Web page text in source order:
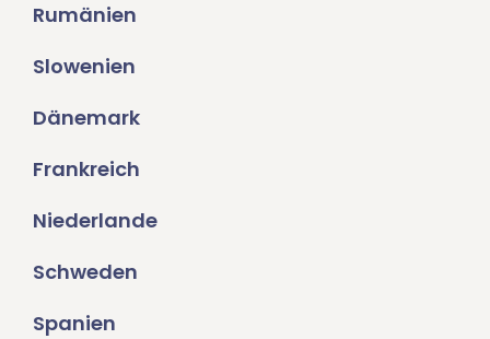
Rumänien
Slowenien
Dänemark
Frankreich
Niederlande
Schweden
Spanien